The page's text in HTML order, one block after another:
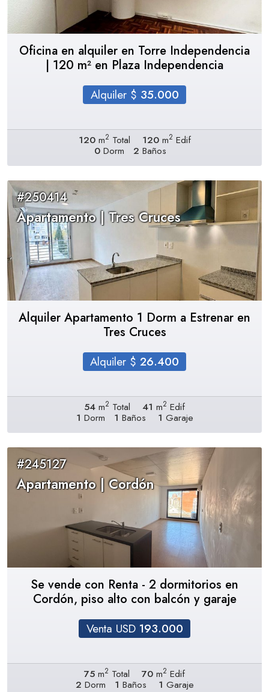
Oficina en alquiler en Torre Independencia
| 120 m² en Plaza Independencia
Alquiler $ 35.000
120m2 Total 120m2 Edif
0Dorm 2 Baños
#250414
Apartamento | Tres Cruces
Alquiler Apartamento 1 Dorm a Estrenar en
Tres Cruces
Alquiler $ 26.400
54 m2 Total 41 m2 Edif
1 Dorm 1 Baños 1 Garaje
#245127
Apartamento | Cordón
Se vende con Renta - 2 dormitorios en
Cordón, piso alto con balcón y garaje
Venta USD 193.000
75 m2 Total 70 m2 Edif
2 Dorm 1 Baños 1 Garaje